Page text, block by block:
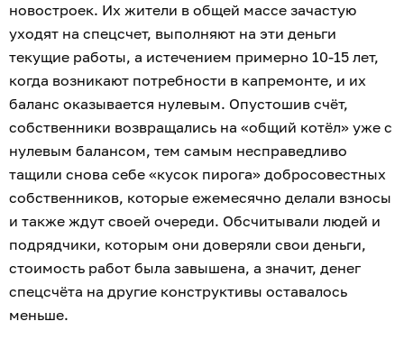
новостроек. Их жители в общей массе зачастую
уходят на спецсчет, выполняют на эти деньги
текущие работы, а истечением примерно 10-15 лет,
когда возникают потребности в капремонте, и их
баланс оказывается нулевым. Опустошив счёт,
собственники возвращались на «общий котёл» уже с
нулевым балансом, тем самым несправедливо
тащили снова себе «кусок пирога» добросовестных
собственников, которые ежемесячно делали взносы
и также ждут своей очереди. Обсчитывали людей и
подрядчики, которым они доверяли свои деньги,
стоимость работ была завышена, а значит, денег
спецсчёта на другие конструктивы оставалось
меньше.